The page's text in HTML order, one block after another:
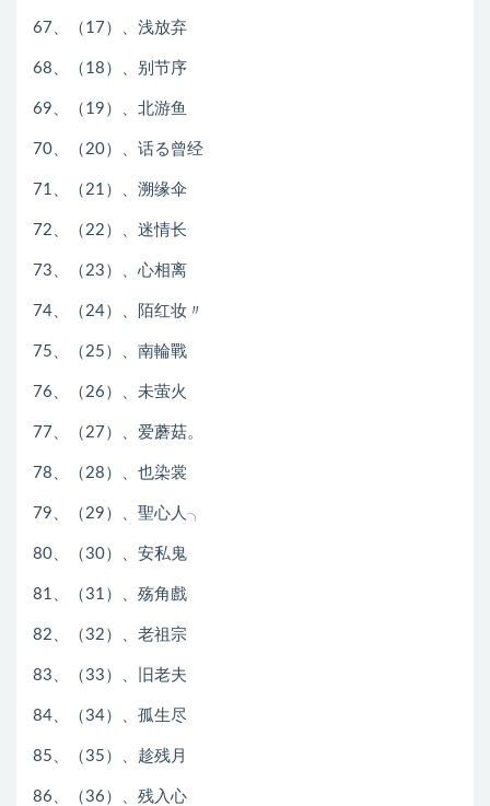
67、（17）、浅放弃
68、（18）、别节序
69、（19）、北游鱼
70、（20）、话る曾经
71、（21）、溯缘伞
72、（22）、迷情长
73、（23）、心相离
74、（24）、陌红妆〃
75、（25）、南輪戰
76、（26）、未萤火
77、（27）、爱蘑菇。
78、（28）、也染裳
79、（29）、聖心人╮
80、（30）、安私鬼
81、（31）、殇角戲
82、（32）、老祖宗
83、（33）、旧老夫
84、（34）、孤生尽
85、（35）、趁残月
86、（36）、残入心